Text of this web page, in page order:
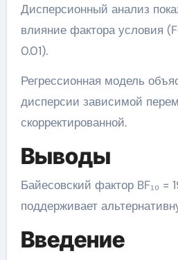
Дисперсионный анализ
влияние фактора условия
0.01).
Регрессионная модель
дисперсии зависимой
скорректированной.
Выводы
Байесовский фактор BF₁₀ =
поддерживает
Введение